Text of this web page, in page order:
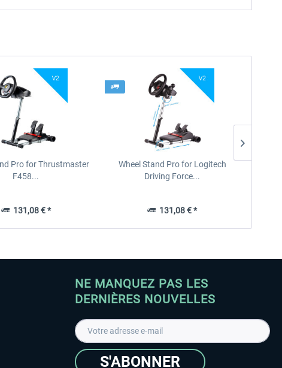
Pro for Thrustmaster
F458...
131,08 € *
Wheel Stand Pro for Logitech
Driving Force...
131,08 € *
NE MANQUEZ PAS LES
DERNIÈRES NOUVELLES
S'ABONNER